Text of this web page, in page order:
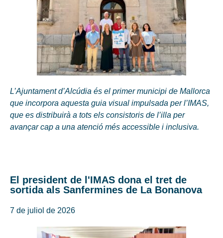
L’Ajuntament d’Alcúdia és el primer municipi de Mallorca
que incorpora aquesta guia visual impulsada per l’IMAS,
que es distribuirà a tots els consistoris de l’illa per
avançar cap a una atenció més accessible i inclusiva.
El president de l'IMAS dona el tret de
sortida als Sanfermines de La Bonanova
7 de juliol de 2026